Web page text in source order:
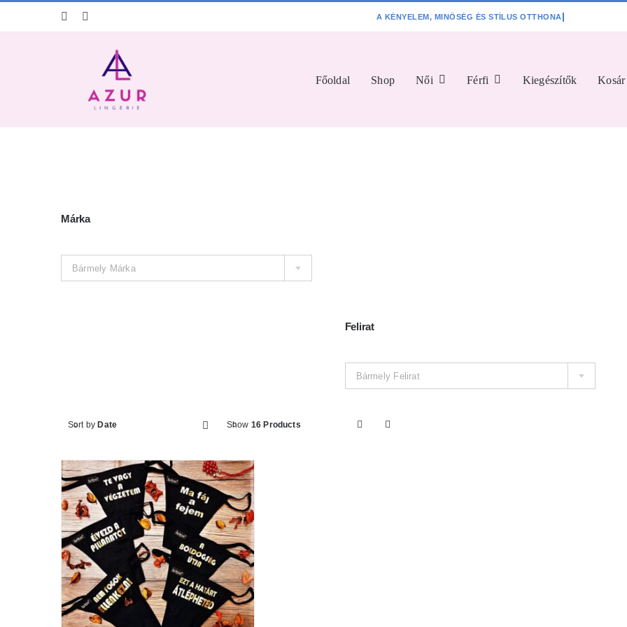
Főoldal Shop Női Férfi Kiegészítők Kosár
Márka
Bármely Márka
Felirat
Bármely Felirat
Sort byDate Show 16 Products
ENNEK
A
TERMÉKNEK
TÖBB
VARIÁCIÓJA
VAN.
A